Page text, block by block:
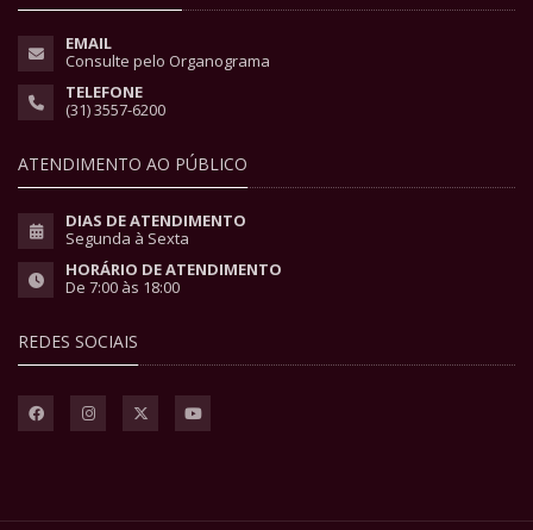
EMAIL
Consulte pelo Organograma
TELEFONE
(31) 3557-6200
ATENDIMENTO AO PÚBLICO
DIAS DE ATENDIMENTO
Segunda à Sexta
HORÁRIO DE ATENDIMENTO
De 7:00 às 18:00
REDES SOCIAIS